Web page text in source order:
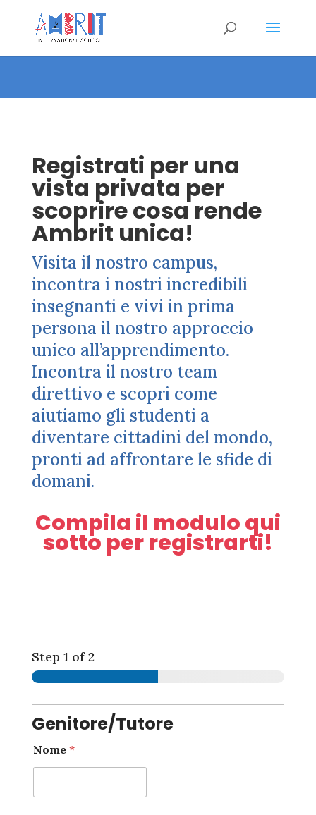
Registrati per una
vista privata per
scoprire cosa rende
Ambrit unica!
Visita il nostro campus,
incontra i nostri incredibili
insegnanti e vivi in prima
persona il nostro approccio
unico all’apprendimento.
Incontra il nostro team
direttivo e scopri come
aiutiamo gli studenti a
diventare cittadini del mondo,
pronti ad affrontare le sfide di
domani.
Compila il modulo qui
sotto per registrarti!
Step 1of 2
Genitore/Tutore
Nome *